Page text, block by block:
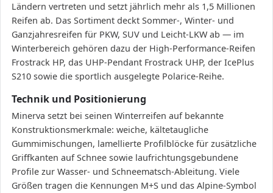
Ländern vertreten und setzt jährlich mehr als 1,5 Millionen
Reifen ab. Das Sortiment deckt Sommer-, Winter- und
Ganzjahresreifen für PKW, SUV und Leicht-LKW ab — im
Winterbereich gehören dazu der High-Performance-Reifen
Frostrack HP, das UHP-Pendant Frostrack UHP, der IcePlus
S210 sowie die sportlich ausgelegte Polarice-Reihe.
Technik und Positionierung
Minerva setzt bei seinen Winterreifen auf bekannte
Konstruktionsmerkmale: weiche, kältetaugliche
Gummimischungen, lamellierte Profilblöcke für zusätzliche
Griffkanten auf Schnee sowie laufrichtungsgebundene
Profile zur Wasser- und Schneematsch-Ableitung. Viele
Größen tragen die Kennungen M+S und das Alpine-Symbol